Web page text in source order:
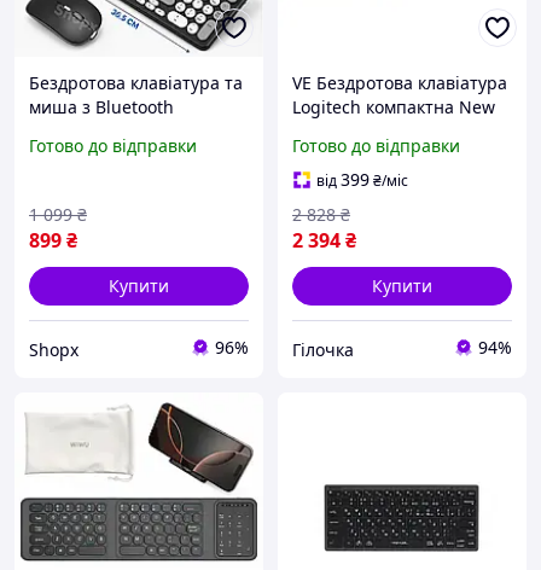
Бездротова клавіатура та
миша з Bluetooth
для телефону
ПК планшета
Готово до відправки
899₴
1 099 ₴
Купити
Shopx 96%
VE Бездротова клавіатура
Logitech компактна New
Bluetooth для ноутбука
планшета смарт N6W_VER
Готово до відправки
від399₴/міс
2 394₴
2 828 ₴
Купити
Гілочка 94%